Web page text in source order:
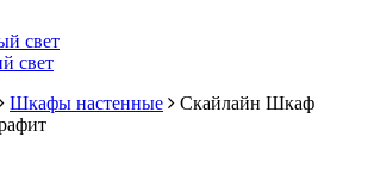
свет
свет
Шкафы настенные
Скайлайн Шкаф